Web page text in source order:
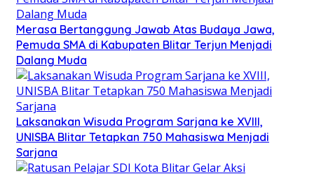
Merasa Bertanggung Jawab Atas Budaya Jawa,
Pemuda SMA di Kabupaten Blitar Terjun Menjadi
Dalang Muda
Laksanakan Wisuda Program Sarjana ke XVIII,
UNISBA Blitar Tetapkan 750 Mahasiswa Menjadi
Sarjana